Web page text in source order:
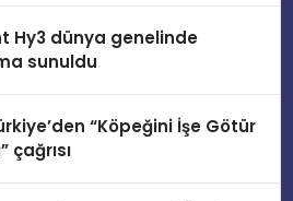
Hy3 dünya genelinde
sunuldu
“Köpeğini İşe Götür
çağrısı